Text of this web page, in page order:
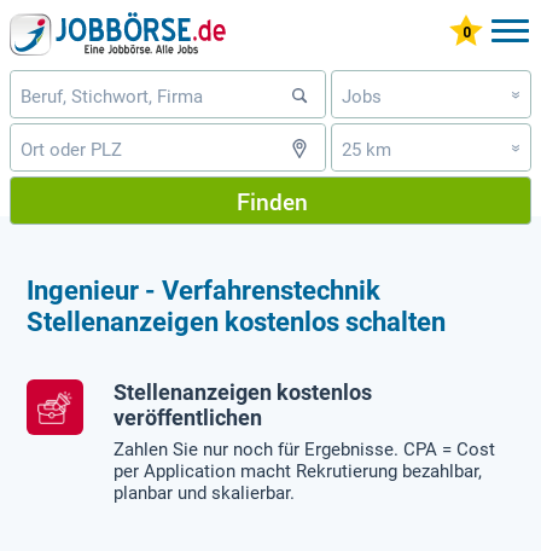
Jobs »
25 km »
Finden
Ingenieur - Verfahrenstechnik
Stellenanzeigen kostenlos schalten
Stellenanzeigen kostenlos
veröffentlichen
Zahlen Sie nur noch für Ergebnisse. CPA = Cost
per Application macht Rekrutierung bezahlbar,
planbar und skalierbar.